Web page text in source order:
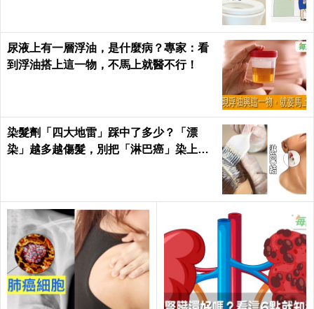
尿液上有一層浮油，是什麼病？專家：看
到浮油搭上這一物，不馬上就醫不行！
染髮劑「四大地雷」踩中了多少？「漂
染」越多越傷髮，別把「淋巴癌」染上